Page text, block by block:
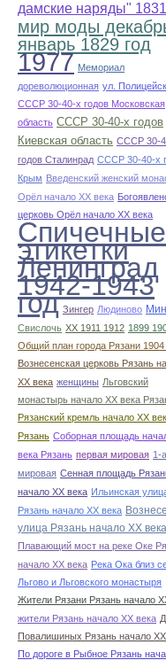
дамские наряды"
мир моды
январь 1829 год
1977 Мемориал
дореволюционная ул.
СССР 30-40-х годов Московская
область СССР 30-40-х годов
Киевская область СССР 30-
годов Сталинрад СССР 30-40-х
Крым Введенский женский
Орёл начало ХХ века
церковь Орёл начало ХХ века
Спичечные
этикетки
Ленинград
1942-1943
год Зингер Людиново
Свислочь XX 1911 1912 1899
Общий план города Рязани 1904
Вознесенская церковь Рязань
ХХ века женщины Льговский
монастырь начало ХХ века
Рязанский кремль начало ХХ
Рязань Соборная площадь
века Рязань первая мировая 1-
мировая Сенная площадь
начало ХХ века Ильинская
Рязань начало ХХ века
улица Рязань начало ХХ века
Плавающий мост на реке Оке
начало ХХ века Река Ока близ
Льгово и Льговского монастыря
Жители Рязани Рязань начало
жители Рязань начало ХХ века
Повалишиных Рязань начало
По дороге в Рыбное Рязань